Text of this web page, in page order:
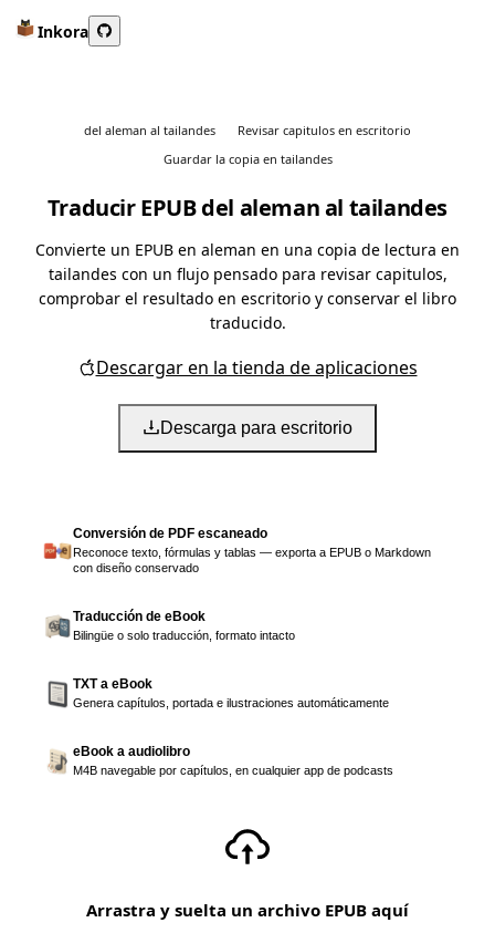
Inkora
del aleman al tailandes
Revisar capitulos en escritorio
Guardar la copia en tailandes
Traducir EPUB del aleman al tailandes
Convierte un EPUB en aleman en una copia de lectura en
tailandes con un flujo pensado para revisar capitulos,
comprobar el resultado en escritorio y conservar el libro
traducido.
Descargar en la tienda de aplicaciones
Descarga para escritorio
Conversión de PDF escaneado
Reconoce texto, fórmulas y tablas — exporta a EPUB o Markdown
con diseño conservado
Traducción de eBook
Bilingüe o solo traducción, formato intacto
TXT a eBook
Genera capítulos, portada e ilustraciones automáticamente
eBook a audiolibro
M4B navegable por capítulos, en cualquier app de podcasts
Arrastra y suelta un archivo EPUB aquí